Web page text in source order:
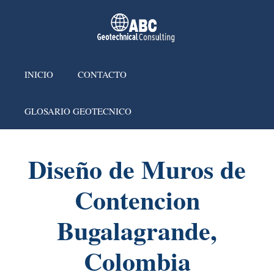
INICIO CONTACTO
GLOSARIO GEOTECNICO
Diseño de Muros de
Contencion
Bugalagrande,
Colombia